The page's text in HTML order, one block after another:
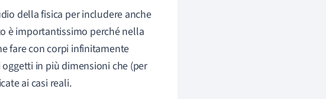
della fisica per includere anche
è importantissimo perché nella
fare con corpi infinitamente
in più dimensioni che (per
ai casi reali.